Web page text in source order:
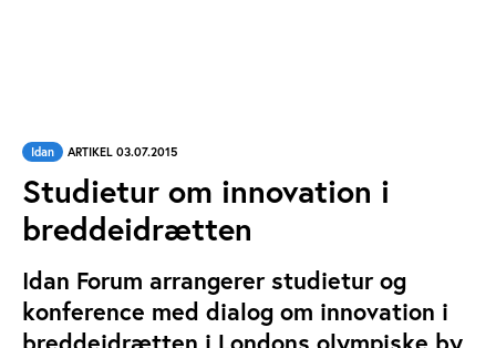
Idan ARTIKEL 03.07.2015
Studietur om innovation i
breddeidrætten
Idan Forum arrangerer studietur og
konference med dialog om innovation i